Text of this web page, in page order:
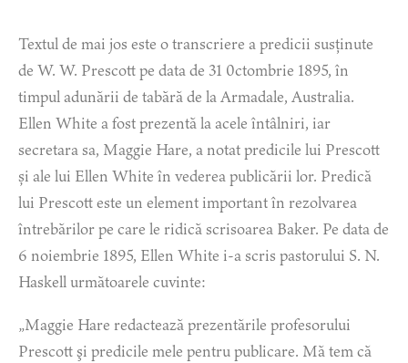
Textul de mai jos este o transcriere a predicii susținute
de W. W. Prescott pe data de 31 0ctombrie 1895, în
timpul adunării de tabără de la Armadale, Australia.
Ellen White a fost prezentă la acele întâlniri, iar
secretara sa, Maggie Hare, a notat predicile lui Prescott
și ale lui Ellen White în vederea publicării lor. Predică
lui Prescott este un element important în rezolvarea
întrebărilor pe care le ridică scrisoarea Baker. Pe data de
6 noiembrie 1895, Ellen White i-a scris pastorului S. N.
Haskell următoarele cuvinte:
„Maggie Hare redactează prezentările profesorului
Prescott şi predicile mele pentru publicare. Mă tem că